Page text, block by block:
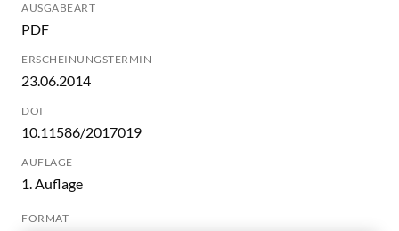
AUSGABEART
PDF
ERSCHEINUNGSTERMIN
23.06.2014
DOI
10.11586/2017019
AUFLAGE
1. Auflage
FORMAT